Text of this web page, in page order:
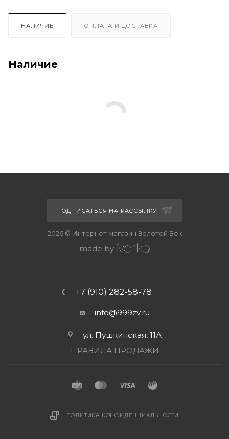
НАЛИЧИЕ ОПЛАТА И ДОСТАВКА
Наличие
ПОДПИСАТЬСЯ НА РАССЫЛКУ
2026 © Интернет магазин Золотой Век
made by
+7 (910) 282-58-78
info@999zv.ru
ул. Пушкинская, 11А
ПРАВИЛА ПРОДАЖИ
ПОЛИТИКА КОНФИДЕНЦИАЛЬНОСТИ